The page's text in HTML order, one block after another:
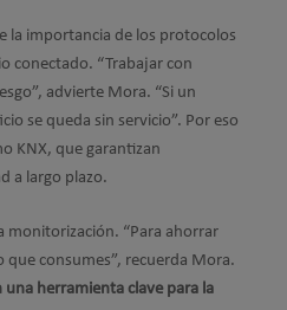
la importancia de los protocolos
conectado. “Trabajar con
advierte Mora. “Si un
se queda sin servicio”. Por eso
KNX, que garantizan
a largo plazo.
monitorización. “Para ahorrar
que consumes”, recuerda Mora.
una herramienta clave para la